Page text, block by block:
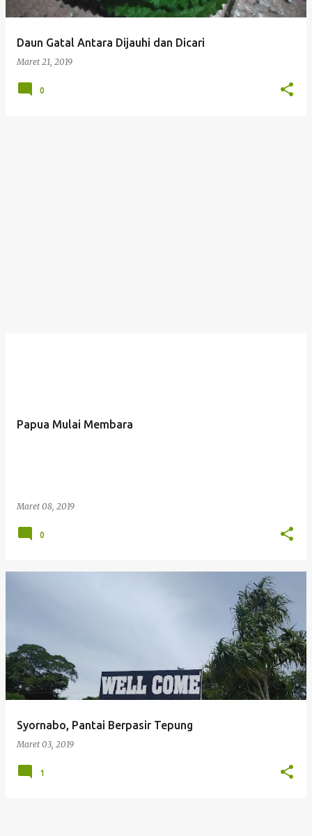
Daun Gatal Antara Dijauhi dan Dicari
Maret 21, 2019
0
Papua Mulai Membara
Maret 08, 2019
0
Syornabo, Pantai Berpasir Tepung
Maret 03, 2019
1